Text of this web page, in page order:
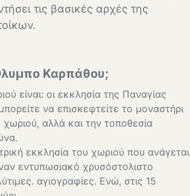
τις βασικές αρχές της
Καρπάθου;
είναι: οι εκκλησία της Παναγίας
να επισκεφτείτε το μοναστήρι
αλλά και την τοποθεσία
εκκλησία του χωριού που ανάγεται
εντυπωσιακό χρυσόστολιστο
αγιογραφίες. Ενώ, στις 15